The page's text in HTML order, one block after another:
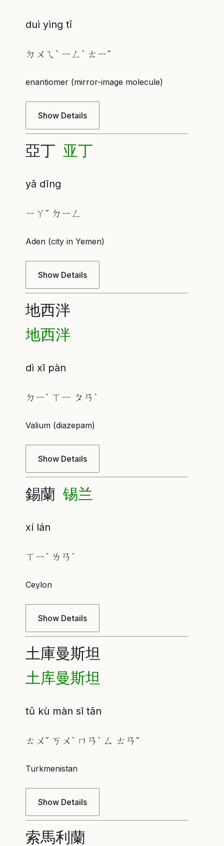
duì yìng tǐ
ㄉㄨㄟˋ ㄧㄥˋ ㄊㄧˇ
enantiomer (mirror-image molecule)
Show Details
亞丁 亚丁
yǎ dīng
ㄧㄚˇ ㄉㄧㄥ
Aden (city in Yemen)
Show Details
地西泮
地西泮
dì xī pàn
ㄉㄧˋ ㄒㄧ ㄆㄢˋ
Valium (diazepam)
Show Details
錫蘭 锡兰
xí lán
ㄒㄧˊ ㄌㄢˊ
Ceylon
Show Details
土庫曼斯坦
土库曼斯坦
tǔ kù màn sī tǎn
ㄊㄨˇ ㄎㄨˋ ㄇㄢˋ ㄙ ㄊㄢˇ
Turkmenistan
Show Details
索馬利蘭